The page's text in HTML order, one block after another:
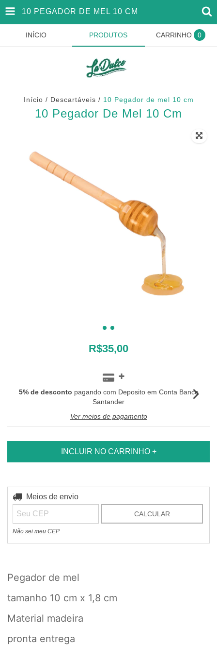
10 PEGADOR DE MEL 10 CM
INÍCIO PRODUTOS CARRINHO 0
Início / Descartáveis / 10 Pegador de mel 10 cm
10 Pegador De Mel 10 Cm
R$35,00
5% de desconto pagando com Deposito em Conta Banco
Santander
Ver meios de pagamento
Entregas para o CEP:
Meios de envio
CALCULAR
Não sei meu CEP
Pegador de mel
tamanho 10 cm x 1,8 cm
Material madeira
pronta entrega